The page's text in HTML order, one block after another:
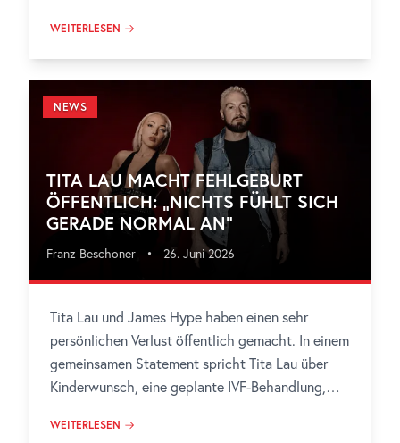
seiner Trauer spielt und was hinter der Fassade
auf der Bühne wirklich in ihm vorgeht.
WEITERLESEN
NEWS
TITA LAU MACHT FEHLGEBURT
ÖFFENTLICH: „NICHTS FÜHLT SICH
GERADE NORMAL AN“
Franz Beschoner • 26. Juni 2026
Tita Lau und James Hype haben einen sehr
persönlichen Verlust öffentlich gemacht. In einem
gemeinsamen Statement spricht Tita Lau über
Kinderwunsch, eine geplante IVF-Behandlung,
Fehlgeburt.
WEITERLESEN